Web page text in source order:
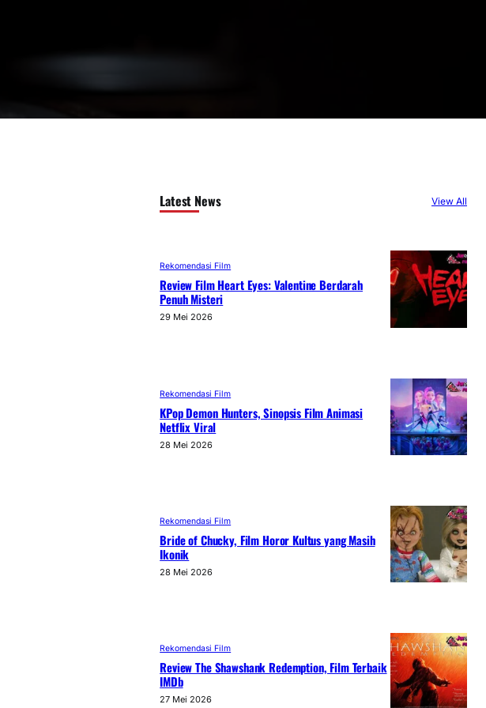
Latest News View All
Rekomendasi Film
Review Film Heart Eyes: Valentine Berdarah
Penuh Misteri
29 Mei 2026
Rekomendasi Film
KPop Demon Hunters, Sinopsis Film Animasi
Netflix Viral
28 Mei 2026
Rekomendasi Film
Bride of Chucky, Film Horor Kultus yang Masih
Ikonik
28 Mei 2026
Rekomendasi Film
Review The Shawshank Redemption, Film Terbaik
IMDb
27 Mei 2026